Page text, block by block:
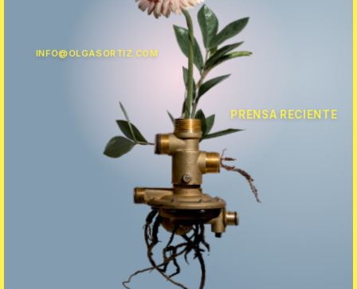
INFO@OLGASORTIZ.COM
PRENSA RECIENTE